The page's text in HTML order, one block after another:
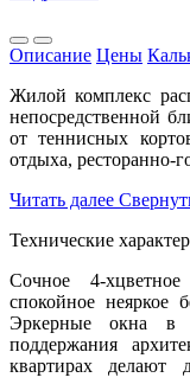
Описание Цены
Жилой комплекс
непосредственной
от теннисных
отдыха, ресторанно-
Читать далее
Технические
Сочное 4-
спокойное неяркое
Эркерные окна в
поддержания
квартирах делают